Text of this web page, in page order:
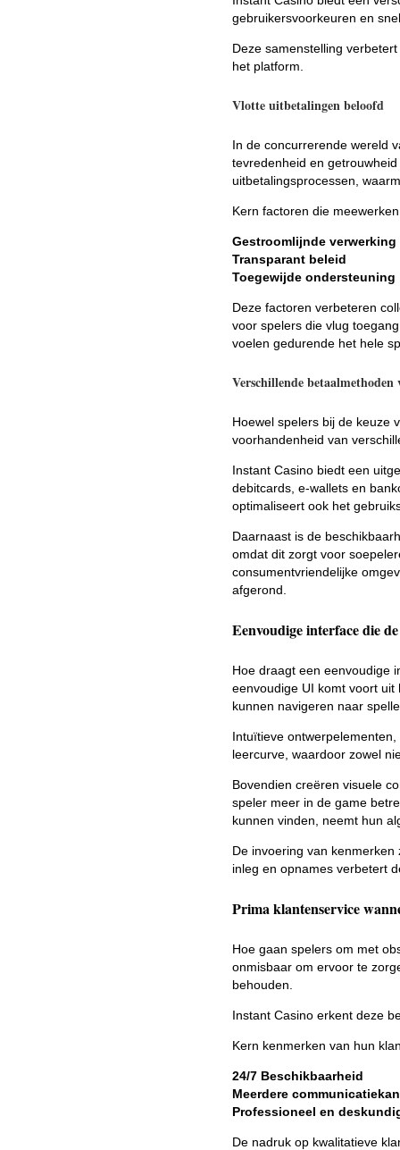
gebruikersvoorkeuren en
Deze samenstelling
het platform.
Vlotte uitbetalingen beloofd
In de concurrerende wereld
tevredenheid en
uitbetalingsprocessen,
Kern factoren die
Gestroomlijnde verwerking
Transparant beleid
Toegewijde ondersteuning
Deze factoren verbeteren
voor spelers die vlug
voelen gedurende het hele
Verschillende betaalmethoden
Hoewel spelers bij de keuze
voorhandenheid van
Instant Casino biedt een
debitcards, e-wallets en
optimaliseert ook het
Daarnaast is de
omdat dit zorgt voor
consumentvriendelijke
afgerond.
Eenvoudige interface die
Hoe draagt een eenvoudige
eenvoudige UI komt voort
kunnen navigeren naar
Intuïtieve
leercurve, waardoor zowel
Bovendien creëren visuele
speler meer in de game
kunnen vinden, neemt hun
De invoering van
inleg en opnames verbetert
Prima klantenservice
Hoe gaan spelers om met
onmisbaar om ervoor te
behouden.
Instant Casino erkent deze
Kern kenmerken van hun
24/7 Beschikbaarheid
Meerdere
Professioneel en
De nadruk op kwalitatieve